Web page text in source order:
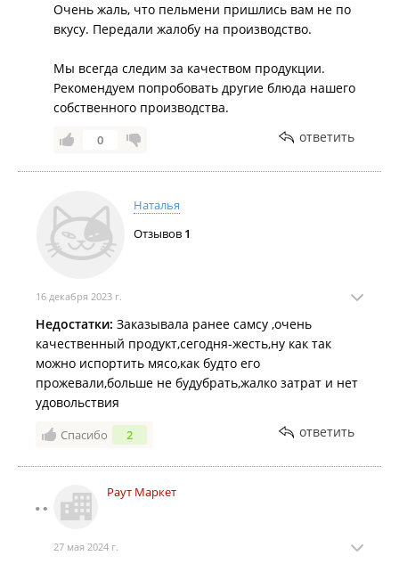
Очень жаль, что пельмени пришлись вам не по
вкусу. Передали жалобу на производство.
Мы всегда следим за качеством продукции.
Рекомендуем попробовать другие блюда нашего
собственного производства.
0 ответить
Наталья
Отзывов 1
16 декабря 2023 г.
Недостатки: Заказывала ранее самсу ,очень
качественный продукт,сегодня-жесть,ну как так
можно испортить мясо,как будто его
прожевали,больше не будубрать,жалко затрат и нет
удовольствия
Спасибо 2 ответить
Раут Маркет
27 мая 2024 г.